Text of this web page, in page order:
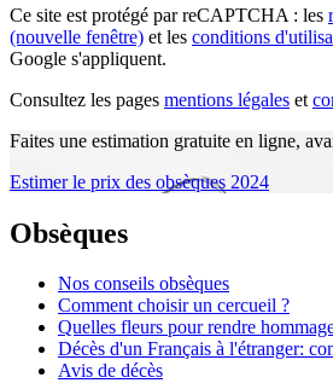
Ce site est protégé par reCAPTCHA : les
(nouvelle fenêtre) et les conditions
Google s'appliquent.
Consultez les pages mentions légales et
Faites une estimation gratuite en ligne,
Estimer le prix des obsèques 2024
Obsèques
Nos conseils obsèques
Comment choisir un cercueil ?
Quelles fleurs pour rendre
Décès d'un Français à l'étranger:
Avis de décès